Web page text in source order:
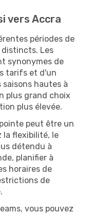
vers Accra
périodes de
Les
synonymes de
tarifs et d'un
hautes à
plus grand choix
plus élevée.
peut être un
la flexibilité, le
détendu à
planifier à
horaires de
de
vous pouvez